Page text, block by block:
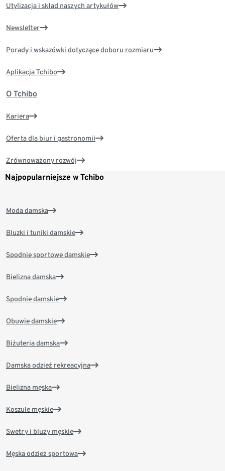
Utylizacja i skład naszych artykułów
Newsletter
Porady i wskazówki dotyczące doboru rozmiaru
Aplikacja Tchibo
O Tchibo
Kariera
Oferta dla biur i gastronomii
Zrównoważony rozwój
Najpopularniejsze w Tchibo
Moda damska
Bluzki i tuniki damskie
Spodnie sportowe damskie
Bielizna damska
Spodnie damskie
Obuwie damskie
Biżuteria damska
Damska odzież rekreacyjna
Bielizna męska
Koszule męskie
Swetry i bluzy męskie
Męska odzież sportowa